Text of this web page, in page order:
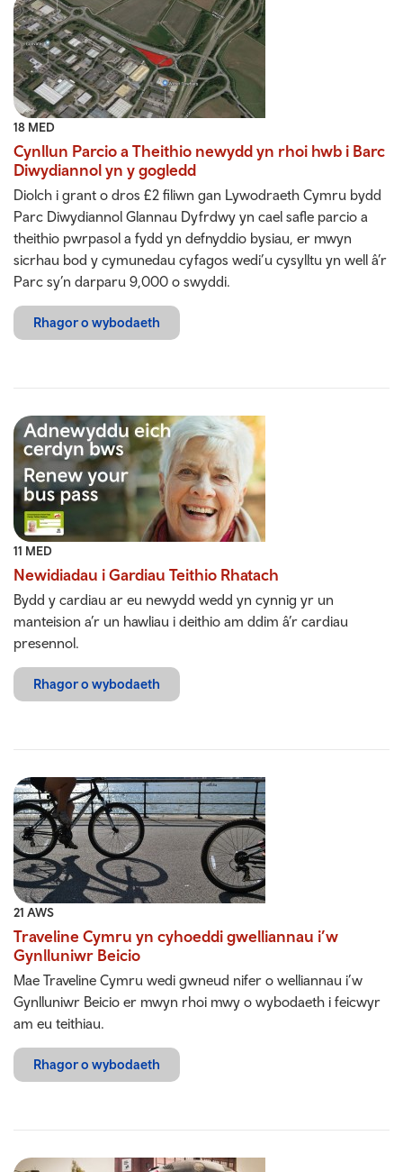
18 MED
Cynllun Parcio a Theithio newydd yn rhoi hwb i Barc
Diwydiannol yn y gogledd
Diolch i grant o dros £2 filiwn gan Lywodraeth Cymru bydd
Parc Diwydiannol Glannau Dyfrdwy yn cael safle parcio a
theithio pwrpasol a fydd yn defnyddio bysiau, er mwyn
sicrhau bod y cymunedau cyfagos wedi’u cysylltu yn well â’r
Parc sy’n darparu 9,000 o swyddi.
Rhagor o wybodaeth
11 MED
Newidiadau i Gardiau Teithio Rhatach
Bydd y cardiau ar eu newydd wedd yn cynnig yr un
manteision a’r un hawliau i deithio am ddim â’r cardiau
presennol.
Rhagor o wybodaeth
21 AWS
Traveline Cymru yn cyhoeddi gwelliannau i’w
Gynlluniwr Beicio
Mae Traveline Cymru wedi gwneud nifer o welliannau i’w
Gynlluniwr Beicio er mwyn rhoi mwy o wybodaeth i feicwyr
am eu teithiau.
Rhagor o wybodaeth